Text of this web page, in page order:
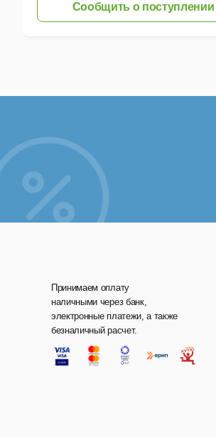
Сообщить о поступлении
Принимаем оплату
наличными через банк,
электронные платежи, а также
безналичный расчет.